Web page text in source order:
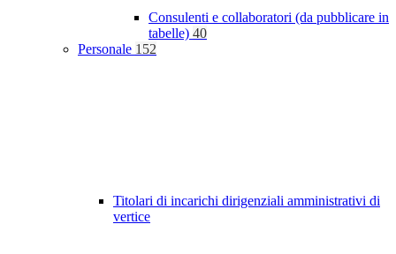
Consulenti e collaboratori (da pubblicare in
tabelle) 40
Personale 152
Titolari di incarichi dirigenziali amministrativi di
vertice